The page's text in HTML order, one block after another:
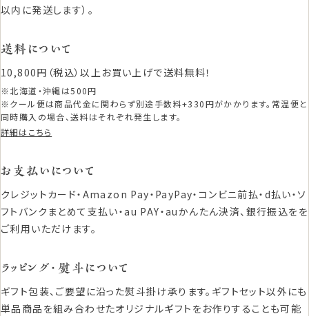
以内に発送します）。
送料について
10,800円（税込）以上お買い上げで送料無料！
※北海道・沖縄は500円
※クール便は商品代金に関わらず別途手数料+330円がかかります。常温便と
同時購入の場合、送料はそれぞれ発生します。
詳細はこちら
お支払いについて
クレジットカード・Amazon Pay・PayPay・コンビニ前払・d払い・ソ
フトバンクまとめて支払い・au PAY・auかんたん決済、銀行振込をを
ご利用いただけます。
ラッピング・熨斗について
ギフト包装、ご要望に沿った熨斗掛け承ります。ギフトセット以外にも
単品商品を組み合わせたオリジナルギフトをお作りすることも可能